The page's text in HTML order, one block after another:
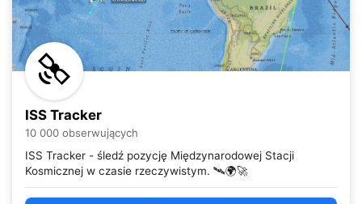
ISS Tracker
10 000 obserwujących
ISS Tracker - śledź pozycję Międzynarodowej Stacji
Kosmicznej w czasie rzeczywistym. 🛰️🌍🚀